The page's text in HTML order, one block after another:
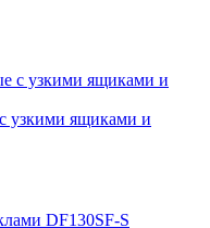
узкими ящиками и